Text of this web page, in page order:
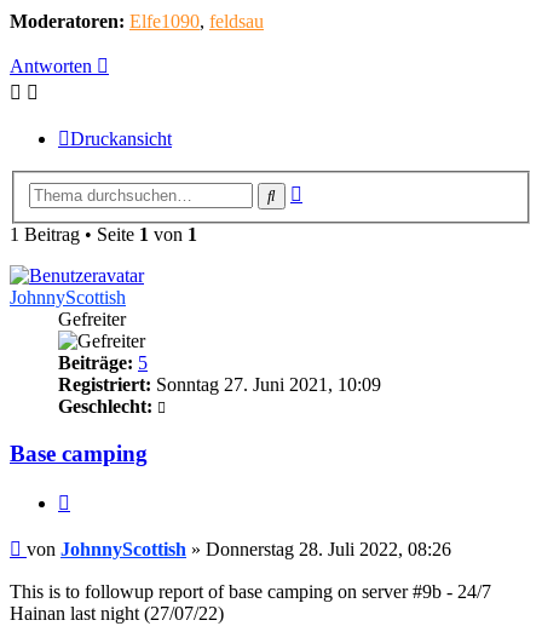
Moderatoren: Elfe1090, feldsau
Antworten
Druckansicht
Suche
1 Beitrag • Seite 1 von 1
JohnnyScottish
Gefreiter
Beiträge: 5
Registriert: Sonntag 27. Juni 2021, 10:09
Geschlecht:
Base camping
Beitrag
von JohnnyScottish » Donnerstag 28. Juli 2022, 08:26
This is to followup report of base camping on server #9b - 24/7
Hainan last night (27/07/22)